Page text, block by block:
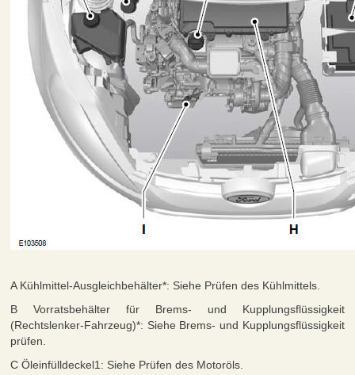
A Kühlmittel-Ausgleichbehälter*: Siehe Prüfen des Kühlmittels.
B Vorratsbehälter für Brems- und Kupplungsflüssigkeit
(Rechtslenker-Fahrzeug)*: Siehe Brems- und Kupplungsflüssigkeit
prüfen.
C Öleinfülldeckel1: Siehe Prüfen des Motoröls.